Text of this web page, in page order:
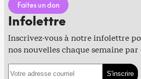
Faites un don
Infolettre
Inscrivez-vous à notre infolettre
nos nouvelles chaque semaine